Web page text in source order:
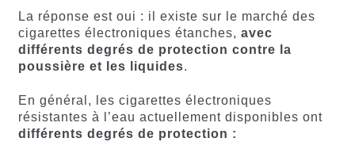
La réponse est oui : il existe sur le marché des
cigarettes électroniques étanches, avec
différents degrés de protection contre la
poussière et les liquides.
En général, les cigarettes électroniques
résistantes à l’eau actuellement disponibles ont
différents degrés de protection :